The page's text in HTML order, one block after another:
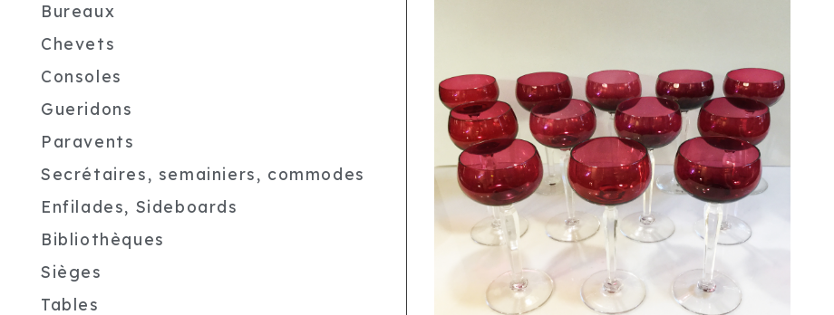
Bureaux
Chevets
Consoles
Gueridons
Paravents
Secrétaires, semainiers, commodes
Enfilades, Sideboards
Bibliothèques
Sièges
Tables